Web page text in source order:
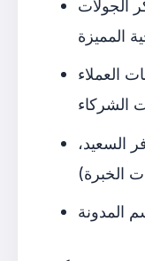
الجولات
المميزة
العملاء
الشركاء
السعيد،
الخبرة)
المدونة